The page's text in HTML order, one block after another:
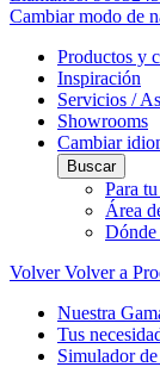
Cambiar modo de
Productos y
Inspiración
Servicios /
Showrooms
Cambiar
Buscar
Para
Área
Volver Volver a
Nuestra
Tus
Simulador